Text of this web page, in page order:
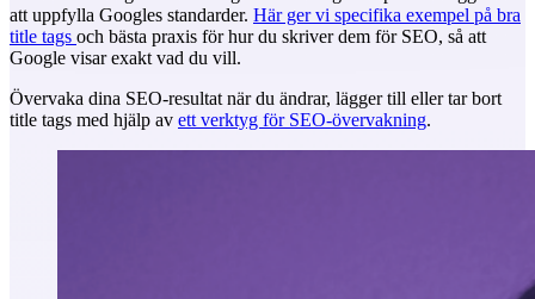
att uppfylla Googles standarder. Här ger vi specifika exempel på bra
title tags och bästa praxis för hur du skriver dem för SEO, så att
Google visar exakt vad du vill.
Övervaka dina SEO-resultat när du ändrar, lägger till eller tar bort
title tags med hjälp av ett verktyg för SEO-övervakning.